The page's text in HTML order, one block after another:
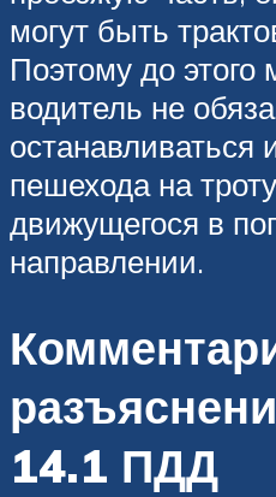
могут быть
Поэтому до этого
водитель не
останавливаться
пешехода на
движущегося в
направлении.
14.1 ПДД